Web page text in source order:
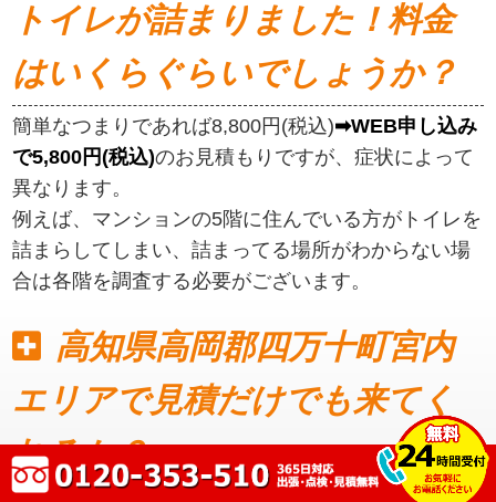
トイレが詰まりました！料金
はいくらぐらいでしょうか？
簡単なつまりであれば8,800円(税込)➡WEB申し込み
で5,800円(税込)のお見積もりですが、症状によって
異なります。
例えば、マンションの5階に住んでいる方がトイレを
詰まらしてしまい、詰まってる場所がわからない場
合は各階を調査する必要がございます。
高知県高岡郡四万十町宮内
エリアで見積だけでも来てく
れるか？